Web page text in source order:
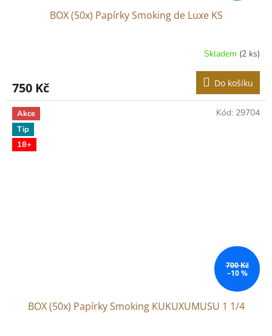
BOX (50x) Papírky Smoking de Luxe KS
Skladem (2 ks)
750 Kč Do košíku
Akce
Tip
18+
700 Kč
–10 %
BOX (50x) Papírky Smoking KUKUXUMUSU 1 1/4
Kód: 29704